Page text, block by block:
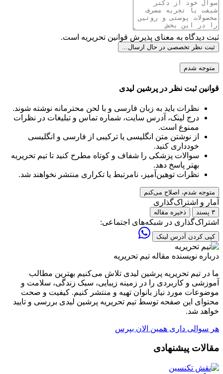
ثبت دیدگاه به معنای پذیرش قوانین تحریریه است.
ثبت نظر تخصصی در حال ارسال...
متوجه شدم
قوانین ثبت نظر در پرشین لیدی
نظرات باید به زبان فارسی و با لحن محترمانه نوشته شوند.
درج لینک، آدرس سایت، شماره تماس و تبلیغات در نظرات
ممنوع است.
از نوشتن متن انگلیسی یا ترکیبی از فارسی و انگلیسی
خودداری کنید.
سوالات پزشکی را شفاف و کوتاه مطرح کنید تا تیم تحریریه
بهتر پاسخ دهد.
نظرات توهین‌آمیز، نامرتبط یا تکراری منتشر نخواهند شد.
متوجه شدم، اصلاح می‌کنم
آمار و اشتراک‌گذاری
۳ پسند ذخیره مقاله
اشتراک‌گذاری در شبکه‌های اجتماعی:
کپی کردن آدرس لینک
درباره نویسنده مقاله تیم تحریریه
ما در تیم تحریریه پرشین لیدی تلاش می‌کنیم بهترین مطالب
آموزشی و کاربردی را در زمینه زیبایی، سبک زندگی، سلامت و
موضوعات مورد نیاز بانوان تهیه و منتشر کنیم. کیفیت و صحت
محتوای این صفحه توسط تیم تحریریه پرشین لیدی بررسی و تایید
خواهد شد.
هر سوالی داری همین الان بپرس
مقالات پیشنهادی